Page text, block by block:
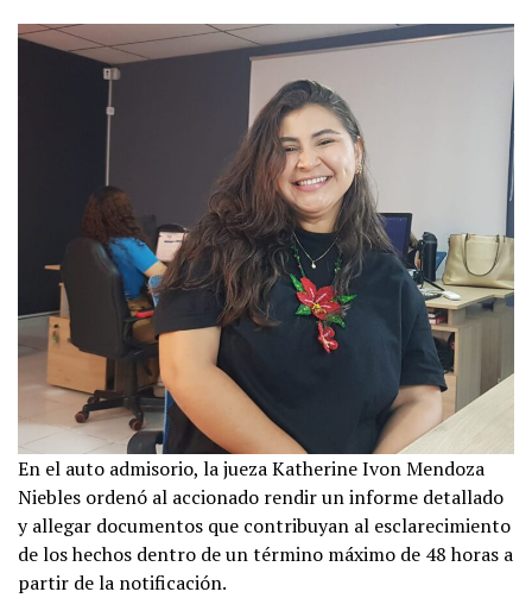
En el auto admisorio, la jueza Katherine Ivon Mendoza
Niebles ordenó al accionado rendir un informe detallado
y allegar documentos que contribuyan al esclarecimiento
de los hechos dentro de un término máximo de 48 horas a
partir de la notificación.